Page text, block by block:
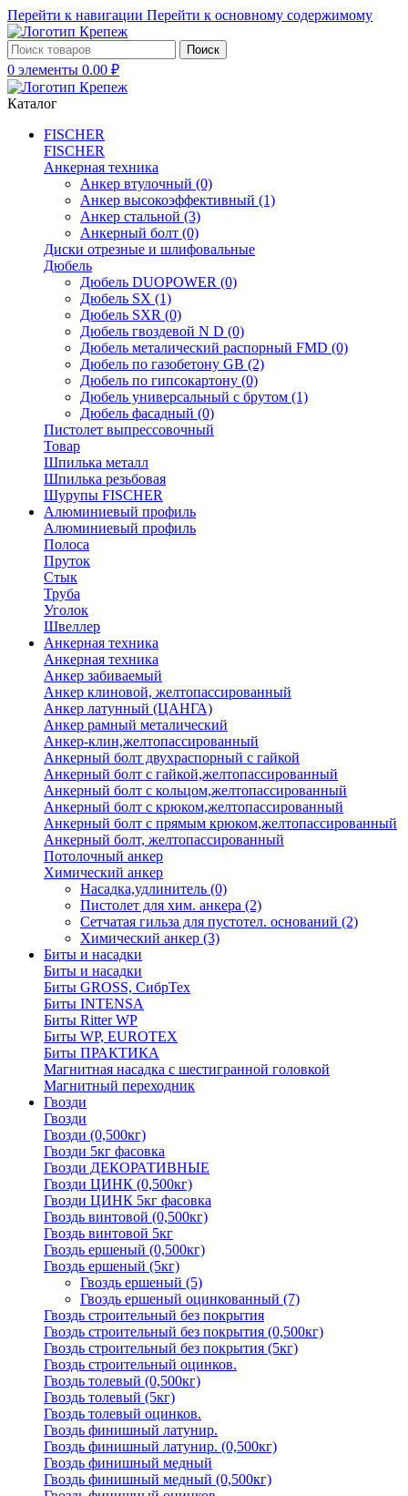
Перейти к навигации Перейти к основному содержимому
Поиск
0 элементы 0.00 ₽
Каталог
FISCHER
FISCHER
Анкерная техника
Анкер втулочный (0)
Анкер высокоэффективный (1)
Анкер стальной (3)
Анкерный болт (0)
Диски отрезные и шлифовальные
Дюбель
Дюбель DUOPOWER (0)
Дюбель SX (1)
Дюбель SXR (0)
Дюбель гвоздевой N D (0)
Дюбель металический распорный FMD (0)
Дюбель по газобетону GB (2)
Дюбель по гипсокартону (0)
Дюбель универсальный с брутом (1)
Дюбель фасадный (0)
Пистолет выпрессовочный
Товар
Шпилька металл
Шпилька резьбовая
Шурупы FISCHER
Алюминиевый профиль
Алюминиевый профиль
Полоса
Пруток
Стык
Труба
Уголок
Швеллер
Анкерная техника
Анкерная техника
Анкер забиваемый
Анкер клиновой, желтопассированный
Анкер латунный (ЦАНГА)
Анкер рамный металический
Анкер-клин,желтопассированный
Анкерный болт двухраспорный с гайкой
Анкерный болт с гайкой,желтопассированный
Анкерный болт с кольцом,желтопассированный
Анкерный болт с крюком,желтопассированный
Анкерный болт с прямым крюком,желтопассированный
Анкерный болт, желтопассированный
Потолочный анкер
Химический анкер
Насадка,удлинитель (0)
Пистолет для хим. анкера (2)
Сетчатая гильза для пустотел. оснований (2)
Химический анкер (3)
Биты и насадки
Биты и насадки
Биты GROSS, СибрТех
Биты INTENSA
Биты Ritter WP
Биты WP, EUROTEX
Биты ПРАКТИКА
Магнитная насадка с шестигранной головкой
Магнитный переходник
Гвозди
Гвозди
Гвозди (0,500кг)
Гвозди 5кг фасовка
Гвозди ДЕКОРАТИВНЫЕ
Гвозди ЦИНК (0,500кг)
Гвозди ЦИНК 5кг фасовка
Гвоздь винтовой (0,500кг)
Гвоздь винтовой 5кг
Гвоздь ершеный (0,500кг)
Гвоздь ершеный (5кг)
Гвоздь ершеный (5)
Гвоздь ершеный оцинкованный (7)
Гвоздь строительный без покрытия
Гвоздь строительный без покрытия (0,500кг)
Гвоздь строительный без покрытия (5кг)
Гвоздь строительный оцинков.
Гвоздь толевый (0,500кг)
Гвоздь толевый (5кг)
Гвоздь толевый оцинков.
Гвоздь финишный латунир.
Гвоздь финишный латунир. (0,500кг)
Гвоздь финишный медный
Гвоздь финишный медный (0,500кг)